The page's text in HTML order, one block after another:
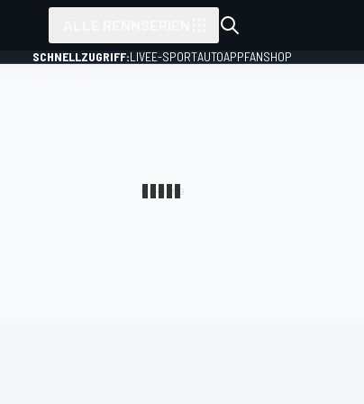
SCHNELLZUGRIFF:LIVEE-SPORTAUTOAPPFANSHOP